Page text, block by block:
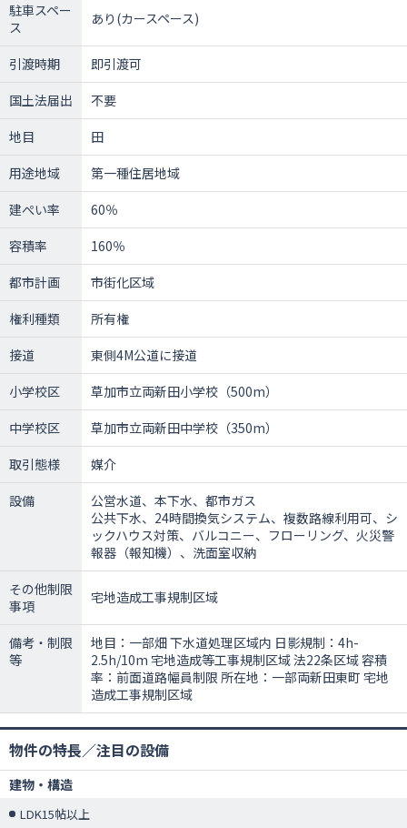
駐車スペー
ス
あり(カースペース)
引渡時期
即引渡可
国土法届出
不要
地目
田
用途地域
第一種住居地域
建ぺい率
60％
容積率
160％
都市計画
市街化区域
権利種類
所有権
接道
東側4M公道に接道
小学校区
草加市立両新田小学校（500m）
中学校区
草加市立両新田中学校（350m）
取引態様
媒介
設備
公営水道、本下水、都市ガス
公共下水、24時間換気システム、複数路線利用可、シ
ックハウス対策、バルコニー、フローリング、火災警
報器（報知機）、洗面室収納
その他制限
事項
宅地造成工事規制区域
備考・制限
等
地目：一部畑 下水道処理区域内 日影規制：4h-
2.5h/10m 宅地造成等工事規制区域 法22条区域 容積
率：前面道路幅員制限 所在地：一部両新田東町 宅地
造成工事規制区域
物件の特長／注目の設備
建物・構造
LDK15帖以上